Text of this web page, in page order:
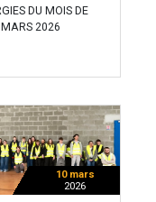
DU MOIS DE
MARS 2026
10 mars
2026